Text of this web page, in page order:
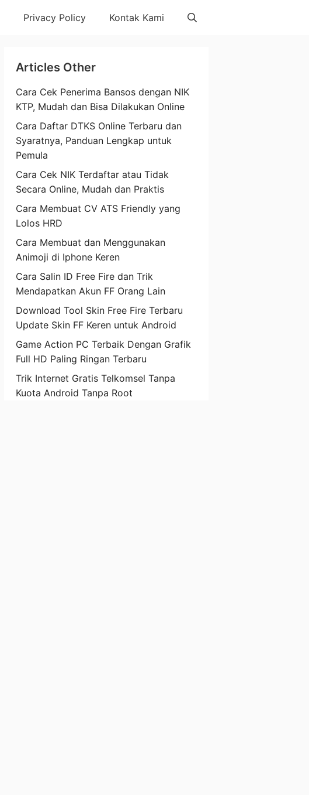
Privacy Policy Kontak Kami
Articles Other
Cara Cek Penerima Bansos dengan NIK
KTP, Mudah dan Bisa Dilakukan Online
Cara Daftar DTKS Online Terbaru dan
Syaratnya, Panduan Lengkap untuk
Pemula
Cara Cek NIK Terdaftar atau Tidak
Secara Online, Mudah dan Praktis
Cara Membuat CV ATS Friendly yang
Lolos HRD
Cara Membuat dan Menggunakan
Animoji di Iphone Keren
Cara Salin ID Free Fire dan Trik
Mendapatkan Akun FF Orang Lain
Download Tool Skin Free Fire Terbaru
Update Skin FF Keren untuk Android
Game Action PC Terbaik Dengan Grafik
Full HD Paling Ringan Terbaru
Trik Internet Gratis Telkomsel Tanpa
Kuota Android Tanpa Root